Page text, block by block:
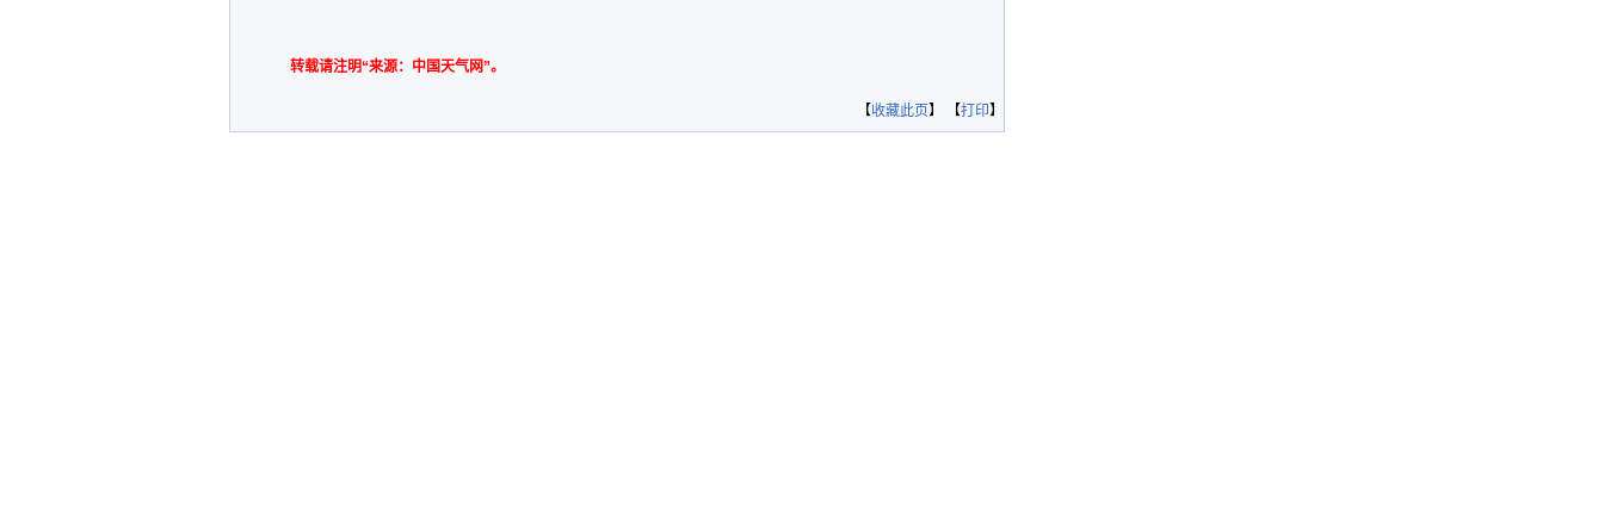
转载请注明“来源：中国天气网”。
【收藏此页】 【打印】